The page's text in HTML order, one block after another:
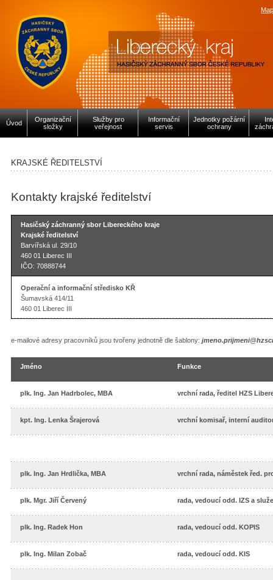
Úvod
Organizační
složky
Služby pro
veřejnost
Informační
servis
Jednotky požární
ochrany
KRAJSKÉ ŘEDITELSTVÍ
Kontakty krajské ředitelství
Hasičský záchranný sbor Libereckého kraje
Krajské ředitelství
Barvířská ul. 29/10
460 01 Liberec III
IČO: 70888744
Operační a informační středisko KŘ
Šumavská 414/11
460 01 Liberec III
e-mailové adresy pracovníků jsou tvořeny jednotně dle šablony:
Jméno Funkce
plk. Ing. Jan Hadrbolec, MBA vrchní rada, ředitel HZS
kpt. Ing. Lenka Šrajerová vrchní komisař, interní
plk. Ing. Jan Hrdlička, MBA vrchní rada, náměstek řed.
plk. Mgr. Jiří Červený rada, vedoucí odd. IZS a
plk. Ing. Radek Hon rada, vedoucí odd. KOPIS
plk. Ing. Milan Zobač rada, vedoucí odd. KIS